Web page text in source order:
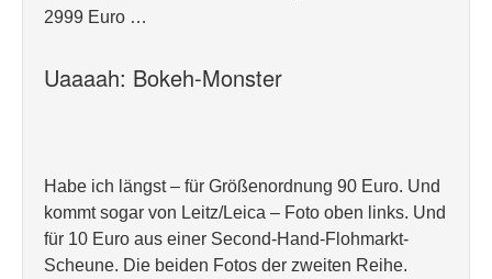
2999 Euro …
Uaaaah: Bokeh-Monster
Habe ich längst – für Größenordnung 90 Euro. Und
kommt sogar von Leitz/Leica – Foto oben links. Und
für 10 Euro aus einer Second-Hand-Flohmarkt-
Scheune. Die beiden Fotos der zweiten Reihe.